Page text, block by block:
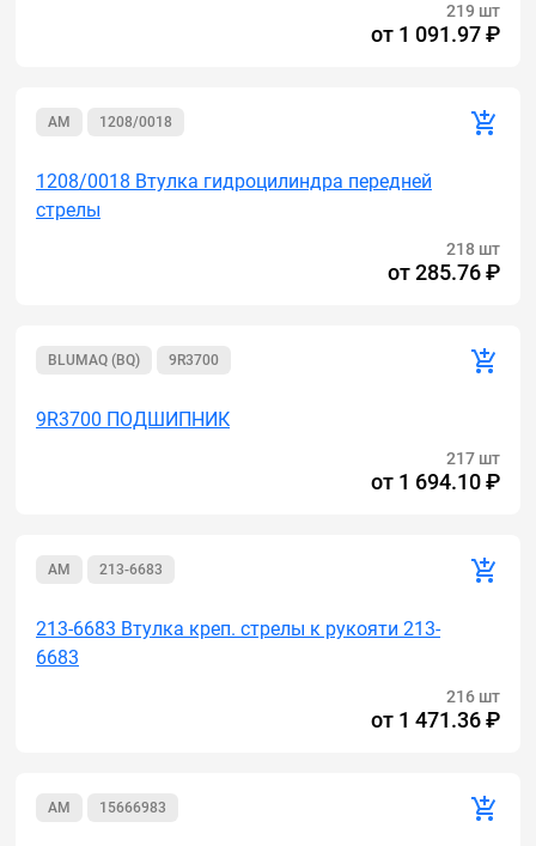
219 шт
от 1 091.97 ₽
AM 1208/0018
1208/0018 Втулка гидроцилиндра передней
стрелы
218 шт
от285.76 ₽
BLUMAQ (BQ) 9R3700
9R3700 ПОДШИПНИК
217 шт
от 1 694.10 ₽
AM 213-6683
213-6683 Втулка креп. стрелы к рукояти 213-
6683
216 шт
от 1 471.36 ₽
AM 15666983